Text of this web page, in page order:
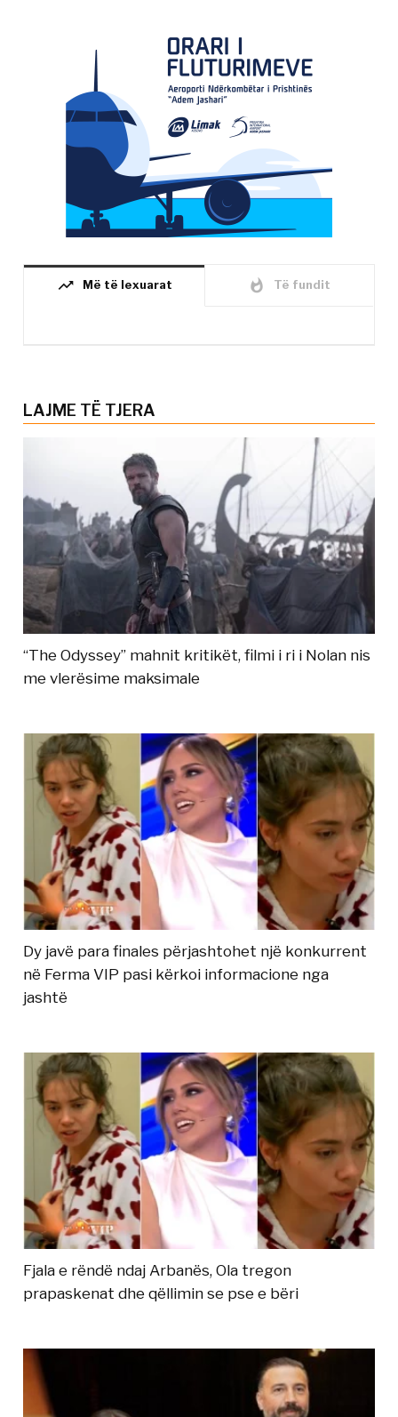
trending_up Më të lexuarat whatshot Të fundit
LAJME TË TJERA
“The Odyssey” mahnit kritikët, filmi i ri i Nolan nis
me vlerësime maksimale
Dy javë para finales përjashtohet një konkurrent
në Ferma VIP pasi kërkoi informacione nga
jashtë
Fjala e rëndë ndaj Arbanës, Ola tregon
prapaskenat dhe qëllimin se pse e bëri